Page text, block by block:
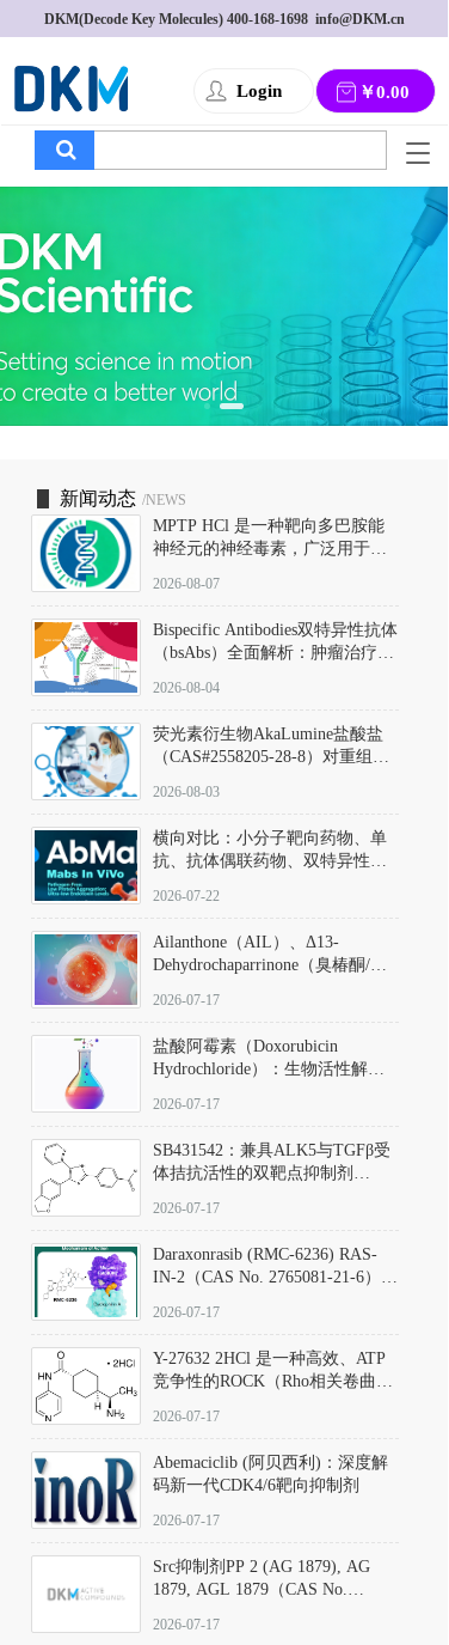
DKM(Decode Key Molecules) 400-168-1698
  info@DKM.cn
Login ￥0.00
T
g
g
l
a
v
i
g
a
新闻动态 /NEWS
MPTP HCl 是一种靶向多巴胺能
神经元的神经毒素，广泛用于构
以盐酸盐形式存在，可触发线粒
体介导的神经元凋亡。其经典应
用即为选择性损毁中脑黑质致密
部多巴胺能神经元，从而可靠模
拟帕金森病的核心病理与行为表
2026-08-07
Bispecific Antibodies双特异性抗体
（bsAbs）全面解析：肿瘤治疗的
2026-08-04
荧光素衍生物AkaLumine盐酸盐
（CAS#2558205-28-8）对重组萤
数（Km）为2.06 μM；其近红外
发光特性赋予优异的组织穿透能
力，大幅增强成像信噪比，从而
实现活体动物模型中极低给药剂
量下的高灵敏度、非侵入式生物
2026-08-03
横向对比：小分子靶向药物、单
抗、抗体偶联药物、双特异性抗
及应用瓶颈
2026-07-22
Ailanthone（AIL）、Δ13-
Dehydrochaparrinone（臭椿酮/臭
DKM货号 D806885
2026-07-17
盐酸阿霉素（Doxorubicin
Hydrochloride）：生物活性解
范
2026-07-17
SB431542：兼具ALK5与TGFβ受
体拮抗活性的双靶点抑制剂
D801067）
2026-07-17
Daraxonrasib (RMC-6236) RAS-
IN-2（CAS No. 2765081-21-6）：
向KRAS/NRAS/HRAS的广谱RAS
2026-07-17
Y-27632 2HCl 是一种高效、ATP
竞争性的ROCK（Rho相关卷曲螺
同等抑制ROCK1与ROCK2；其通
过精准嵌入激酶的ATP结合位点
发挥抑制作用，对ROCK1和
ROCK2的解离常数（Ki）分别为
140 nM和300 nM；在众多丝氨酸/
中，其靶向ROCK的选择性超过
200倍，凸显出优异的分子特异
2026-07-17
Abemaciclib (阿贝西利)：深度解
码新一代CDK4/6靶向抑制剂
2026-07-17
Src抑制剂PP 2 (AG 1879), AG
1879, AGL 1879（CAS No.
应用指南
2026-07-17